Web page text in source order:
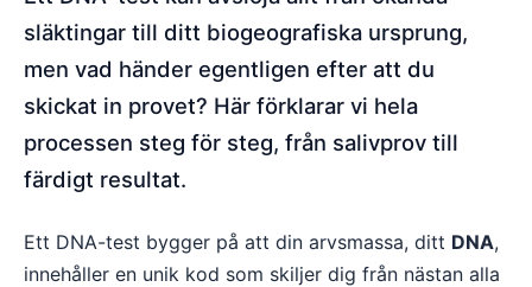
släktingar till ditt biogeografiska ursprung,
men vad händer egentligen efter att du
skickat in provet? Här förklarar vi hela
processen steg för steg, från salivprov till
färdigt resultat.
Ett DNA-test bygger på att din arvsmassa, ditt DNA,
innehåller en unik kod som skiljer dig från nästan alla